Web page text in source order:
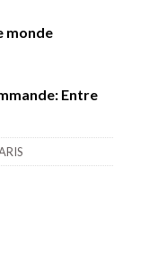
monde
Entre